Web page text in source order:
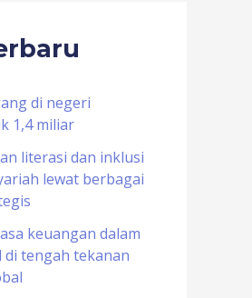
di negeri
1,4 miliar
literasi dan inklusi
lewat berbagai
keuangan dalam
di tengah tekanan